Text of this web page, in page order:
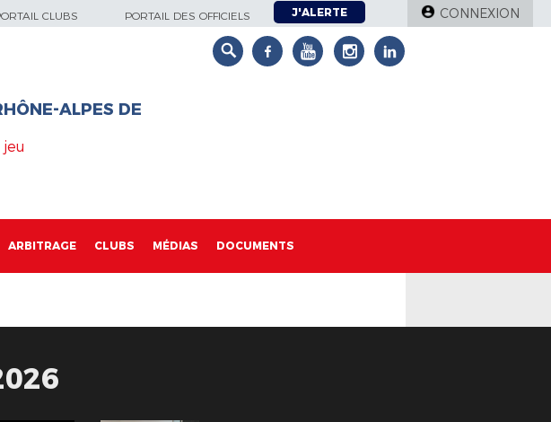
CLUBS PORTAIL DES OFFICIELS J'ALERTE CONNEXION
ALPES DE
ARBITRAGE CLUBS MÉDIAS DOCUMENTS